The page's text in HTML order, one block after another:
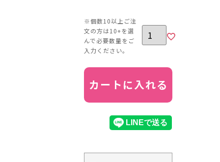
カートに入れる